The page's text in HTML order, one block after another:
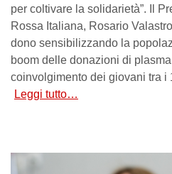
per coltivare la solidarietà”. Il
Rossa Italiana, Rosario
dono sensibilizzando la
boom delle donazioni di
coinvolgimento dei giovani tra i
Leggi tutto…